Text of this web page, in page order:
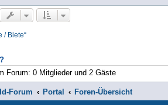
/ Biete“
Forum: 0 Mitglieder und 2 Gäste
Forum Portal Foren-Übersicht